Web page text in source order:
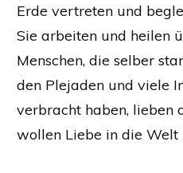
Erde vertreten und
Sie arbeiten und heilen
Menschen, die selber
den Plejaden und viele
verbracht haben, lieben
wollen Liebe in die Welt